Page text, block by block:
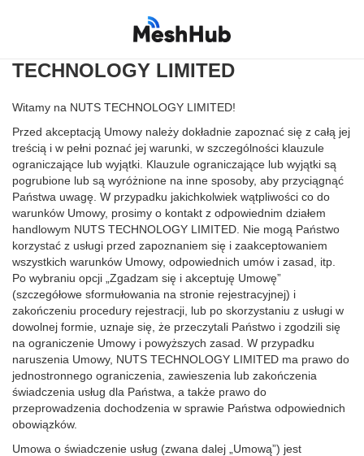
Umowa o świadczenie usług NUTS
TECHNOLOGY LIMITED
Witamy na NUTS TECHNOLOGY LIMITED!
Przed akceptacją Umowy należy dokładnie zapoznać się z całą jej
treścią i w pełni poznać jej warunki, w szczególności klauzule
ograniczające lub wyjątki. Klauzule ograniczające lub wyjątki są
pogrubione lub są wyróżnione na inne sposoby, aby przyciągnąć
Państwa uwagę. W przypadku jakichkolwiek wątpliwości co do
warunków Umowy, prosimy o kontakt z odpowiednim działem
handlowym NUTS TECHNOLOGY LIMITED. Nie mogą Państwo
korzystać z usługi przed zapoznaniem się i zaakceptowaniem
wszystkich warunków Umowy, odpowiednich umów i zasad, itp.
Po wybraniu opcji „Zgadzam się i akceptuję Umowę”
(szczegółowe sformułowania na stronie rejestracyjnej) i
zakończeniu procedury rejestracji, lub po skorzystaniu z usługi w
dowolnej formie, uznaje się, że przeczytali Państwo i zgodzili się
na ograniczenie Umowy i powyższych zasad. W przypadku
naruszenia Umowy, NUTS TECHNOLOGY LIMITED ma prawo do
jednostronnego ograniczenia, zawieszenia lub zakończenia
świadczenia usług dla Państwa, a także prawo do
przeprowadzenia dochodzenia w sprawie Państwa odpowiednich
obowiązków.
Umowa o świadczenie usług (zwana dalej „Umową”) jest